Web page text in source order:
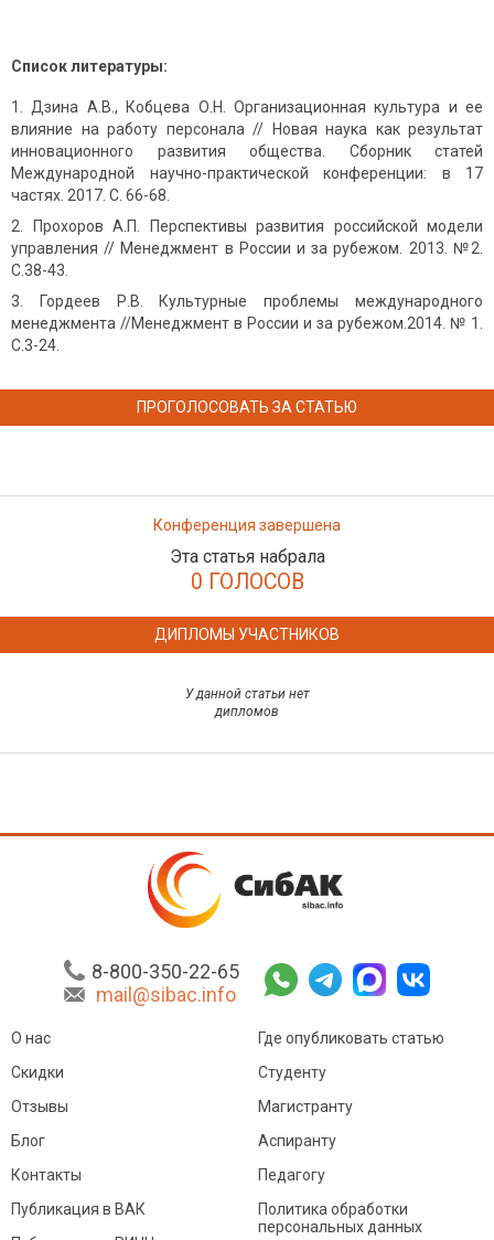
Список литературы:
Дзина А.В., Кобцева О.Н. Организационная культура и ее
влияние на работу персонала // Новая наука как результат
инновационного развития общества. Сборник статей
Международной научно-практической конференции: в 17
частях. 2017. С. 66-68.
Прохоров А.П. Перспективы развития российской модели
управления // Менеджмент в России и за рубежом. 2013. №2.
С.38-43.
Гордеев Р.В. Культурные проблемы международного
менеджмента //Менеджмент в России и за рубежом.2014. № 1.
С.3-24.
ПРОГОЛОСОВАТЬ ЗА СТАТЬЮ
Конференция завершена
Эта статья набрала
0 ГОЛОСОВ
ДИПЛОМЫ УЧАСТНИКОВ
У данной статьи нет
дипломов
8-800-350-22-65
mail@sibac.info
О нас
Скидки
Отзывы
Блог
Контакты
Где опубликовать статью
Студенту
Магистранту
Аспиранту
Педагогу
Публикация в ВАК
Политика обработки
персональных данных